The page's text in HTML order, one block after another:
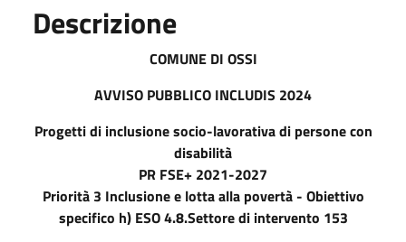
Descrizione
COMUNE DI OSSI
AVVISO PUBBLICO INCLUDIS 2024
Progetti di inclusione socio-lavorativa di persone con
disabilità
PR FSE+ 2021-2027
Priorità 3 Inclusione e lotta alla povertà - Obiettivo
specifico h) ESO 4.8.Settore di intervento 153